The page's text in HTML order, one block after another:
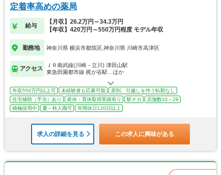
定着率高めの薬局
給与
【月収】26.2万円～34.3万円
【年収】420万円～550万円程度 モデル年収
勤務地 神奈川県 横浜市都筑区,神奈川県 川崎市高津区
アクセス
ＪＲ南武線(川崎－立川) 津田山駅
東急田園都市線 梶が谷駅…ほか
年収550万円以上可 未経験者も応募可能
原則、引越しを伴う転勤なし
住宅補助（手当）あり
産休・育休取得実績有り 駅チカ
店舗数10～29
積極採用中
夏～秋入職可 年間休日120日以上
求人の詳細を見る この求人に興味がある